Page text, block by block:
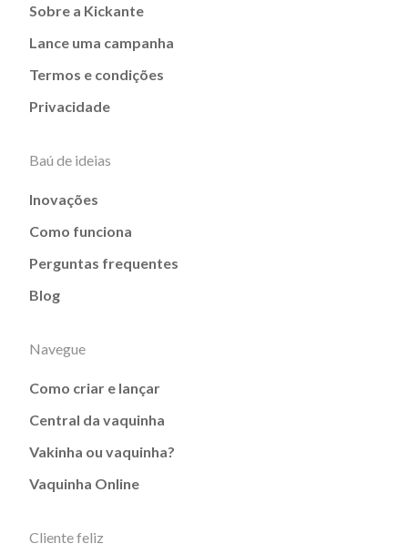
Sobre a Kickante
Lance uma campanha
Termos e condições
Privacidade
Baú de ideias
Inovações
Como funciona
Perguntas frequentes
Blog
Navegue
Como criar e lançar
Central da vaquinha
Vakinha ou vaquinha?
Vaquinha Online
Cliente feliz